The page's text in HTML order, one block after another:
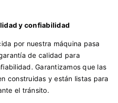
y confiabilidad
por nuestra máquina pasa
de calidad para
Garantizamos que las
construidas y están listas para
el tránsito.